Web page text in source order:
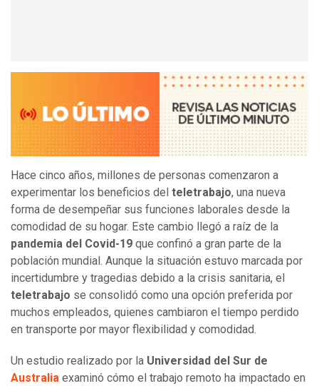
Hace cinco años, millones de personas comenzaron a
experimentar los beneficios del teletrabajo, una nueva
forma de desempeñar sus funciones laborales desde la
comodidad de su hogar. Este cambio llegó a raíz de la
pandemia del Covid-19 que confinó a gran parte de la
población mundial. Aunque la situación estuvo marcada por
incertidumbre y tragedias debido a la crisis sanitaria, el
teletrabajo se consolidó como una opción preferida por
muchos empleados, quienes cambiaron el tiempo perdido
en transporte por mayor flexibilidad y comodidad.
Un estudio realizado por la Universidad del Sur de
Australia examinó cómo el trabajo remoto ha impactado en